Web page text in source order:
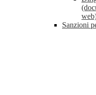
Sanzioni